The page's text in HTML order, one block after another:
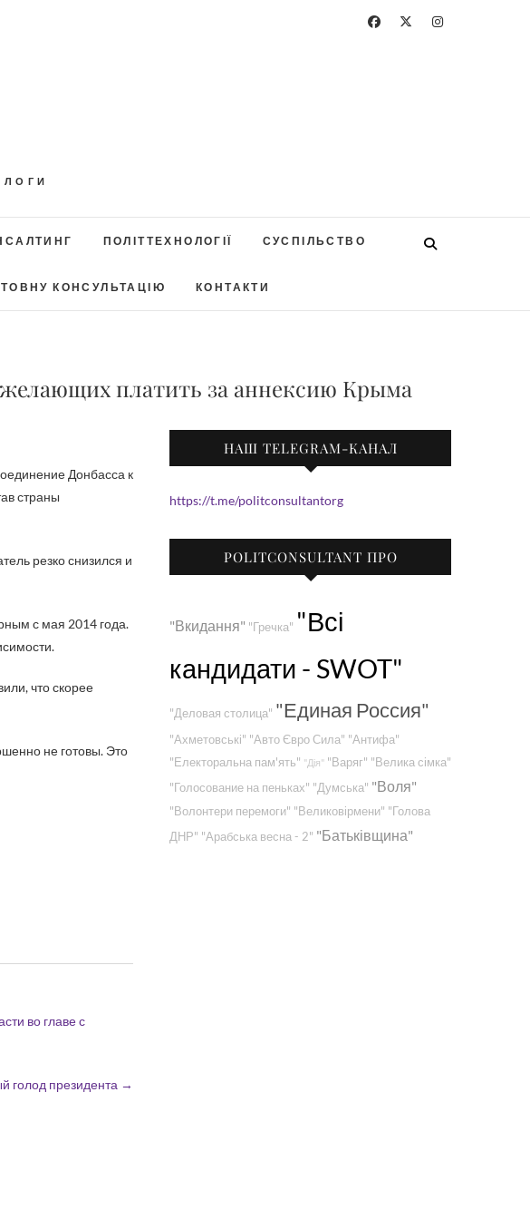
ПОЛІТТЕХНОЛОГІЇ СУСПІЛЬСТВО
КОНСУЛЬТАЦІЮ КОНТАКТИ
платить за аннексию Крыма
страны
резко снизился и
с мая 2014 года.
что скорее
не готовы. Это
во главе с
голод президента →
НАШ TELEGRAM-КАНАЛ
https://t.me/politconsultantorg
POLITCONSULTANT ПРО
"Вкидання" "Гречка" "Всі
кандидати - SWOT"
"Деловая столица" "Единая Россия"
"Ахметовські" "Авто Євро Сила" "Антифа"
"Електоральна пам'ять" "Дія" "Варяг" "Велика сімка"
"Голосование на пеньках" "Думська" "Воля"
"Волонтери перемоги" "Великовірмени" "Голова
ДНР" "Арабська весна - 2" "Батьківщина"